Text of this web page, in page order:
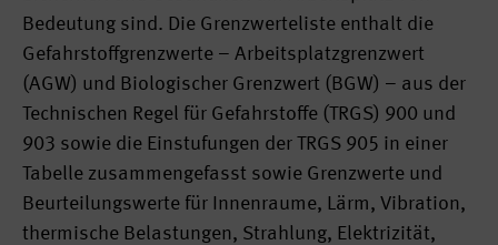
Bedeutung sind. Die Grenzwerteliste enthalt die
Gefahrstoffgrenzwerte – Arbeitsplatzgrenzwert
(AGW) und Biologischer Grenzwert (BGW) – aus der
Technischen Regel für Gefahrstoffe (TRGS) 900 und
903 sowie die Einstufungen der TRGS 905 in einer
Tabelle zusammengefasst sowie Grenzwerte und
Beurteilungswerte für Innenraume, Lärm, Vibration,
thermische Belastungen, Strahlung, Elektrizität,